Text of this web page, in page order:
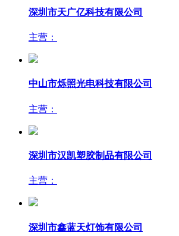
深圳市天广亿科技有限公司
主营：
中山市烁照光电科技有限公司
主营：
深圳市汉凯塑胶制品有限公司
主营：
深圳市鑫蓝天灯饰有限公司